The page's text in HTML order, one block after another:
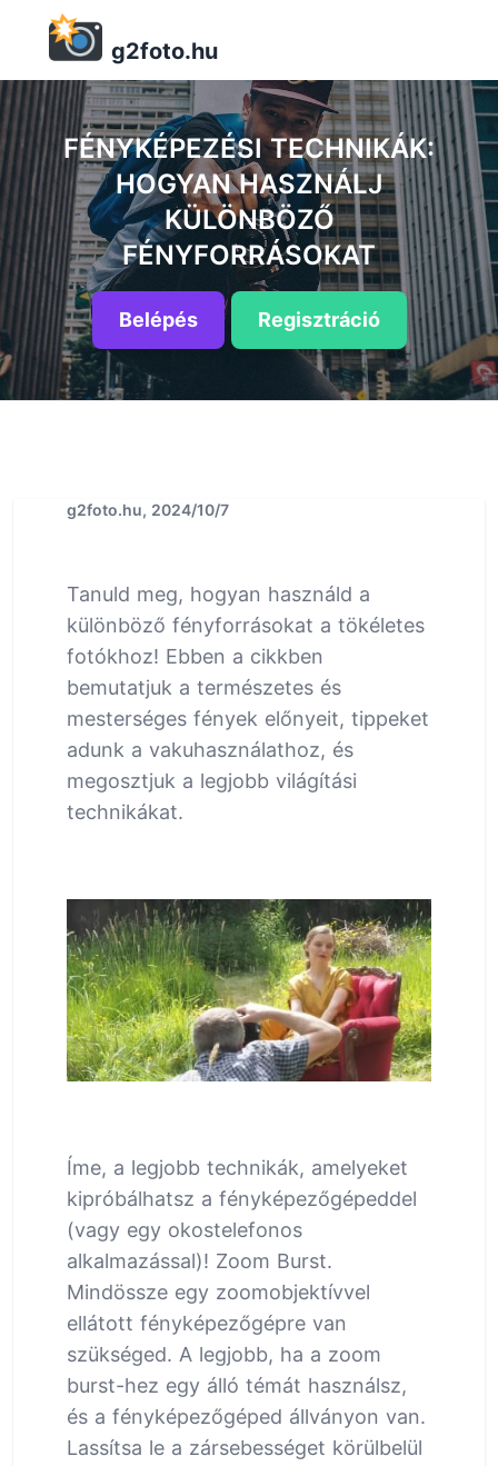
g2foto.hu
FÉNYKÉPEZÉSI TECHNIKÁK:
HOGYAN HASZNÁLJ
KÜLÖNBÖZŐ
FÉNYFORRÁSOKAT
Belépés Regisztráció
g2foto.hu, 2024/10/7
Tanuld meg, hogyan használd a
különböző fényforrásokat a tökéletes
fotókhoz! Ebben a cikkben
bemutatjuk a természetes és
mesterséges fények előnyeit, tippeket
adunk a vakuhasználathoz, és
megosztjuk a legjobb világítási
technikákat.
Íme, a legjobb technikák, amelyeket
kipróbálhatsz a fényképezőgépeddel
(vagy egy okostelefonos
alkalmazással)! Zoom Burst.
Mindössze egy zoomobjektívvel
ellátott fényképezőgépre van
szükséged. A legjobb, ha a zoom
burst-hez egy álló témát használsz,
és a fényképezőgéped állványon van.
Lassítsa le a zársebességet körülbelül